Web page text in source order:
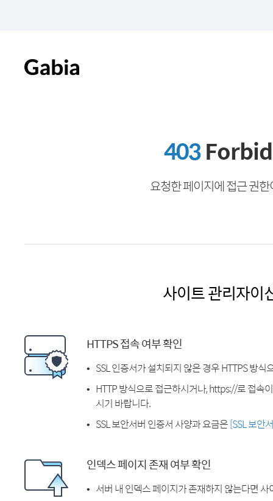
403
요청한 페이지에 접근 권
사이트 관리자이
HTTPS 접속 여부 확인
SSL 인증서가 설치되지 않은 경우 HTTPS 방식
HTTP 방식으로 접근하시거나, https://로 접속
시기 바랍니다.
SSL 보안서버 인증서 사양과 요금은[SSL 보안
인덱스 페이지 존재 여부 확인
서버 내 인덱스 페이지가 존재하지 않는다면